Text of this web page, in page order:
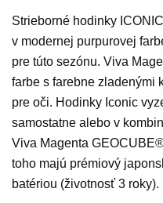
Strieborné hodinky
v modernej purpurovej
pre túto sezónu. Viva
farbe s farebne zladenými
pre oči. Hodinky Iconic
samostatne alebo v
Viva Magenta
toho majú prémiový
batériou (životnosť 3 roky).